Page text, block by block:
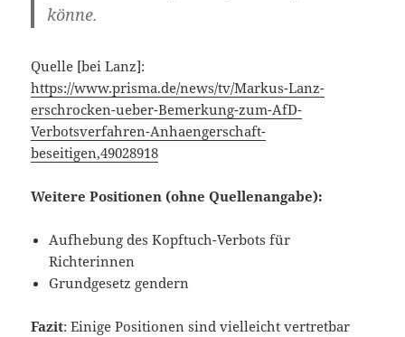
könne.
Quelle [bei Lanz]:
https://www.prisma.de/news/tv/Markus-Lanz-
erschrocken-ueber-Bemerkung-zum-AfD-
Verbotsverfahren-Anhaengerschaft-
beseitigen,49028918
Weitere Positionen (ohne Quellenangabe):
Aufhebung des Kopftuch-Verbots für
Richterinnen
Grundgesetz gendern
Fazit: Einige Positionen sind vielleicht vertretbar